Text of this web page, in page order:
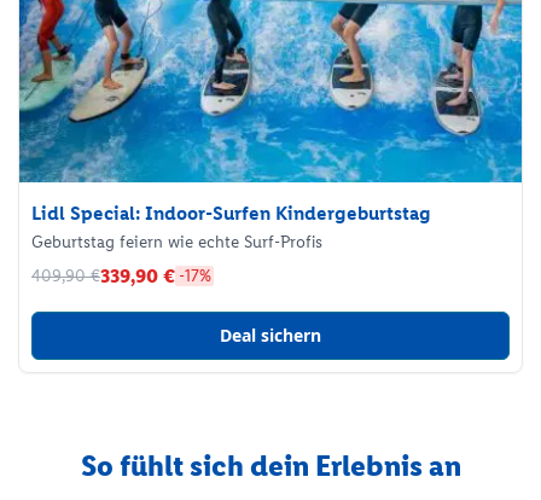
Lidl Special: Indoor-Surfen Kindergeburtstag
Geburtstag feiern wie echte Surf-Profis
409,90 €339,90 € -17%
Deal sichern
So fühlt sich dein Erlebnis an